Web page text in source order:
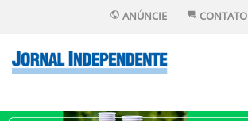
ANÚNCIE CONTATO